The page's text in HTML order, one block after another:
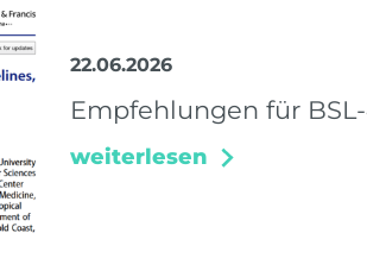
22.06.2026
Empfehlungen für
weiterlesen